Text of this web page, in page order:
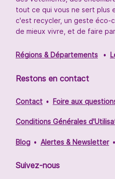
tout ce qui vous ne sert plus
c'est recycler, un geste éco-
de mieux vivre, et de faire
Régions & Départements
Restons en contact
Contact Foire aux
Conditions Générales
Blog Alertes & Newsletter
Suivez-nous